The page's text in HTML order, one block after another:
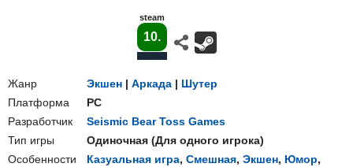
steam
10.
Жанр Экшен | Аркада | Шутер
Платформа
PC
Разработчик
Seismic Bear Toss Games
Тип игры
Одиночная (Для одного игрока)
Особенности
Казуальная игра, Смешная, Экшен, Юмор,